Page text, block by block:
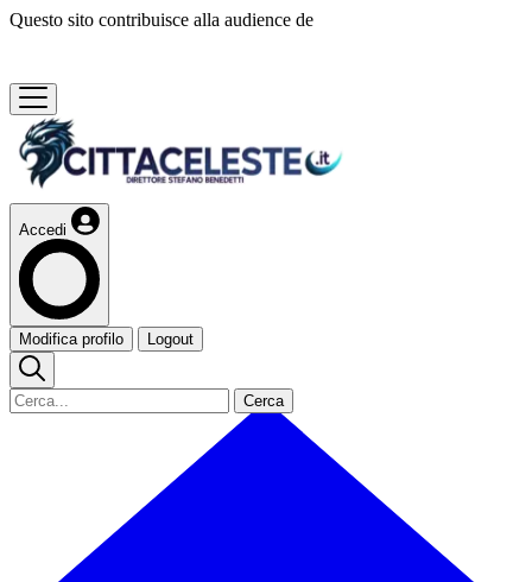
Questo sito contribuisce alla audience de
Accedi
Modifica profilo Logout
Cerca